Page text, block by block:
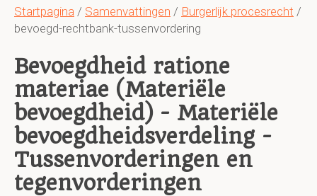
Startpagina / Samenvattingen / Burgerlijk procesrecht /
bevoegd-rechtbank-tussenvordering
Bevoegdheid ratione
materiae (Materiële
bevoegdheid) - Materiële
bevoegdheidsverdeling -
Tussenvorderingen en
tegenvorderingen